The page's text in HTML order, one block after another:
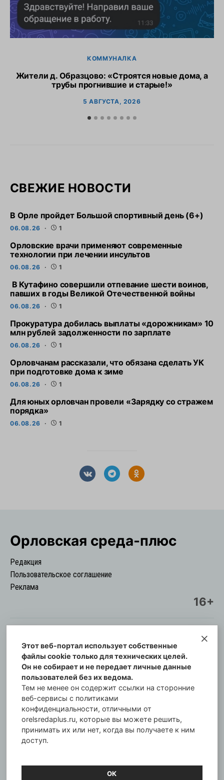
КОММУНАЛКА
Жители д. Образцово: «Строятся новые дома, а
трубы прогнившие и старые!»
5 АВГУСТА, 2026
СВЕЖИЕ НОВОСТИ
В Орле пройдет Большой спортивный день (6+)
06.08.26 1
Орловские врачи применяют современные
технологии при лечении инсультов
06.08.26 1
В Кутафино совершили отпевание шести воинов,
павших в годы Великой Отечественной войны
06.08.26 1
Прокуратура добилась выплаты «дорожникам» 10
млн рублей задолженности по зарплате
06.08.26 1
Орловчанам рассказали, что обязана сделать УК
при подготовке дома к зиме
06.08.26 1
Для юных орловчан провели «Зарядку со стражем
порядка»
06.08.26 1
Орловская cреда-плюс
Редакция
Пользовательское соглашение
Реклама
16+
© Информационный городской портал
Орловская cреда-плюс, 2021-2026
Свидетельство о регистрации СМИ: ПИ №57-
00254 от 29 октября 2013 г.
Газета зарегистрирована Управлением
Федеральной службы по надзору в сфере связи,
информационных технологий и массовых
коммуникаций по Орловской области.
Главный редактор: Татьяна Филёва
Этот веб-портал использует собственные
файлы cookie только для технических целей.
Он не собирает и не передает личные данные
пользователей без их ведома.
Тем не менее он содержит ссылки на сторонние
веб-сервисы с политиками
конфиденциальности, отличными от
orelsredaplus.ru, которые вы можете решить,
принимать их или нет, когда вы получаете к ним
доступ.
ОК